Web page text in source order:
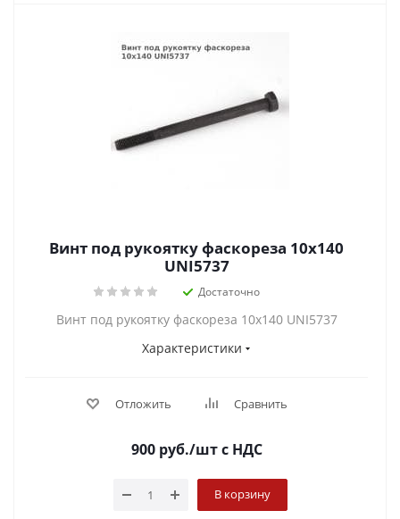
Винт под рукоятку фаскореза 10х140
UNI5737
Достаточно
Винт под рукоятку фаскореза 10х140 UNI5737
Характеристики
Отложить Сравнить
900 руб./штс НДС
В корзину